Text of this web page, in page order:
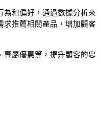
為和偏好，通過數據分析來
求推薦相關產品，增加顧客
專屬優惠等，提升顧客的忠